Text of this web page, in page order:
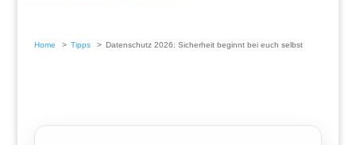
Home Tipps Datenschutz 2026: Sicherheit beginnt bei euch selbst